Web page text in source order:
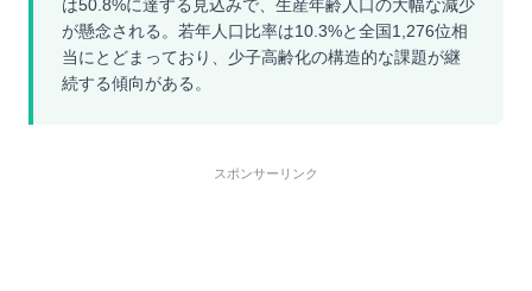
は50.8%に達する見込みで、生産年齢人口の大幅な減少
が懸念される。若年人口比率は10.3%と全国1,276位相
当にとどまっており、少子高齢化の構造的な課題が継
続する傾向がある。
スポンサーリンク